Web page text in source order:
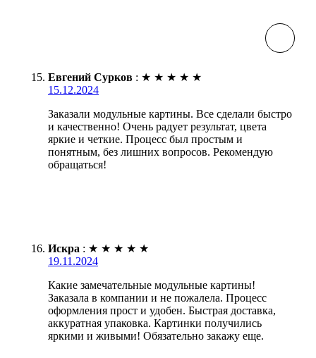
Евгений Сурков : ★ ★ ★ ★ ★
15.12.2024
Заказали модульные картины. Все сделали быстро
и качественно! Очень радует результат, цвета
яркие и четкие. Процесс был простым и
понятным, без лишних вопросов. Рекомендую
обращаться!
Искра : ★ ★ ★ ★ ★
19.11.2024
Какие замечательные модульные картины!
Заказала в компании и не пожалела. Процесс
оформления прост и удобен. Быстрая доставка,
аккуратная упаковка. Картинки получились
яркими и живыми! Обязательно закажу еще.